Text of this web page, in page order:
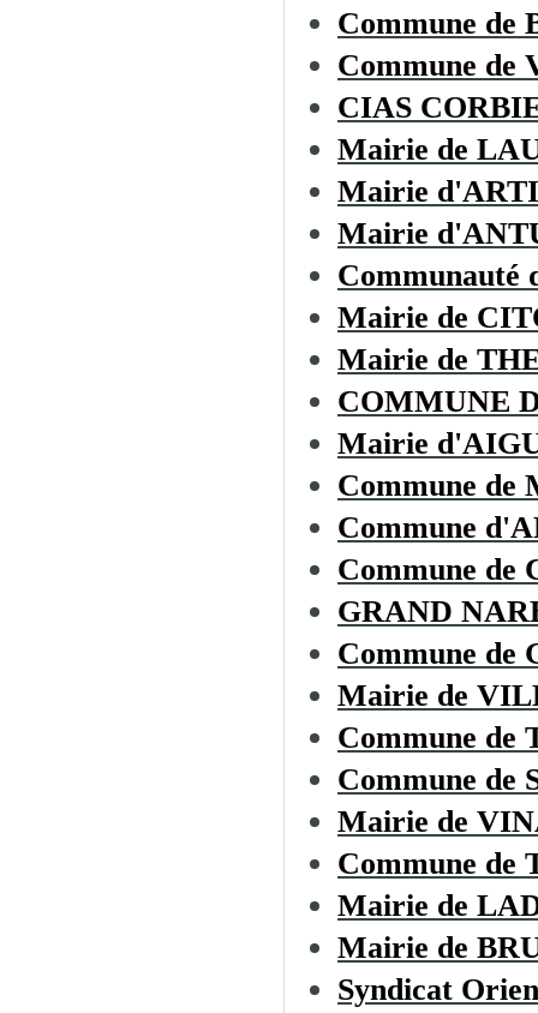
Commune de
Commune de
CIAS
Mairie de
Mairie
Mairie
Communauté
Mairie de
Mairie de
COMMUNE
Mairie
Commune de
Commune
Commune de
GRAND
Commune de
Mairie de
Commune de
Commune de
Mairie de
Commune de
Mairie de
Mairie de
Syndicat